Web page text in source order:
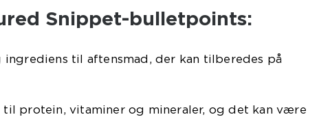
Snippet-bulletpoints:
ingrediens til aftensmad, der kan tilberedes på
til protein, vitaminer og mineraler, og det kan være